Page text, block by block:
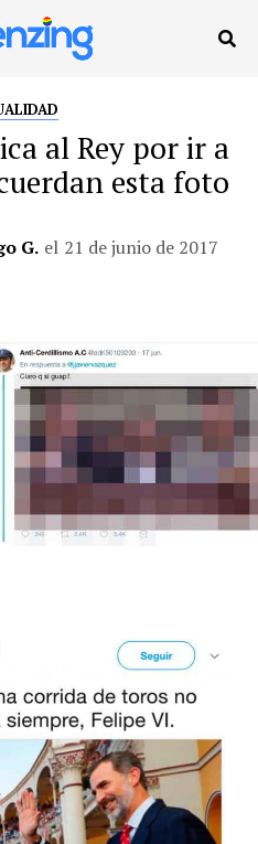
al Rey por ir a
esta foto
G. el 21 de junio de 2017